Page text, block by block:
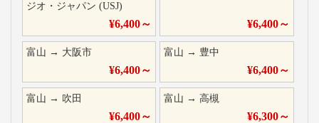
ジオ・ジャパン (USJ)
¥6,400～ ¥6,400～
富山 → 大阪市
¥6,400～
富山 → 豊中
¥6,400～
富山 → 吹田
¥6,400～
富山 →高槻
¥6,300～